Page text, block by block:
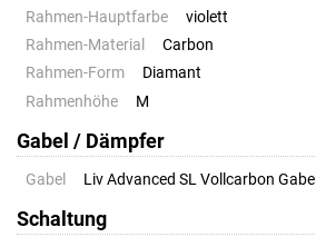
Rahmen-Hauptfarbe
violett
Rahmen-Material
Carbon
Rahmen-Form
Diamant
Rahmenhöhe
M
Gabel / Dämpfer
Gabel Liv Advanced SL Vollcarbon Gabel
Schaltung